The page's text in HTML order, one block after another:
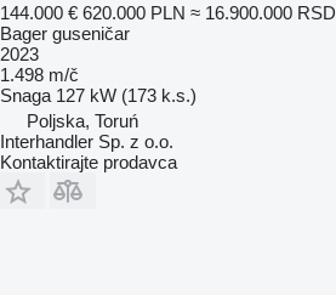
144.000 € 620.000 PLN ≈ 16.900.000 RSD
Bager guseničar
2023
1.498 m/č
Snaga 127 kW (173 k.s.)
Poljska, Toruń
Interhandler Sp. z o.o.
Kontaktirajte prodavca